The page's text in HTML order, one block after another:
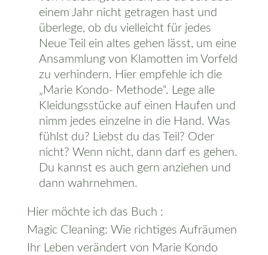
einem Jahr nicht getragen hast und
überlege, ob du vielleicht für jedes
Neue Teil ein altes gehen lässt, um eine
Ansammlung von Klamotten im Vorfeld
zu verhindern. Hier empfehle ich die
„Marie Kondo- Methode“. Lege alle
Kleidungsstücke auf einen Haufen und
nimm jedes einzelne in die Hand. Was
fühlst du? Liebst du das Teil? Oder
nicht? Wenn nicht, dann darf es gehen.
Du kannst es auch gern anziehen und
dann wahrnehmen.
Hier möchte ich das Buch :
Magic Cleaning: Wie richtiges Aufräumen
Ihr Leben verändert von Marie Kondo